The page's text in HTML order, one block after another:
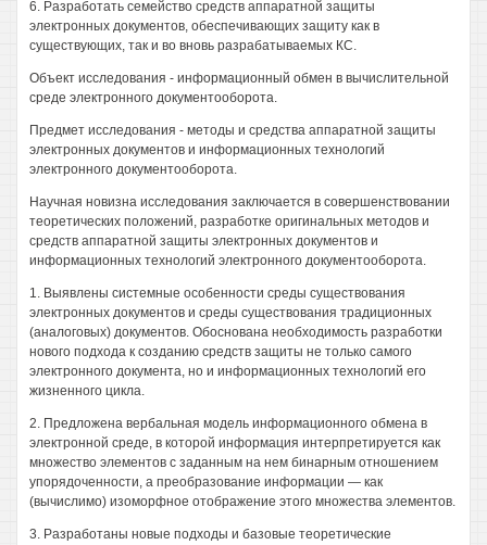
6. Разработать семейство средств аппаратной защиты
электронных документов, обеспечивающих защиту как в
существующих, так и во вновь разрабатываемых КС.
Объект исследования - информационный обмен в вычислительной
среде электронного документооборота.
Предмет исследования - методы и средства аппаратной защиты
электронных документов и информационных технологий
электронного документооборота.
Научная новизна исследования заключается в совершенствовании
теоретических положений, разработке оригинальных методов и
средств аппаратной защиты электронных документов и
информационных технологий электронного документооборота.
1. Выявлены системные особенности среды существования
электронных документов и среды существования традиционных
(аналоговых) документов. Обоснована необходимость разработки
нового подхода к созданию средств защиты не только самого
электронного документа, но и информационных технологий его
жизненного цикла.
2. Предложена вербальная модель информационного обмена в
электронной среде, в которой информация интерпретируется как
множество элементов с заданным на нем бинарным отношением
упорядоченности, а преобразование информации — как
(вычислимо) изоморфное отображение этого множества элементов.
3. Разработаны новые подходы и базовые теоретические